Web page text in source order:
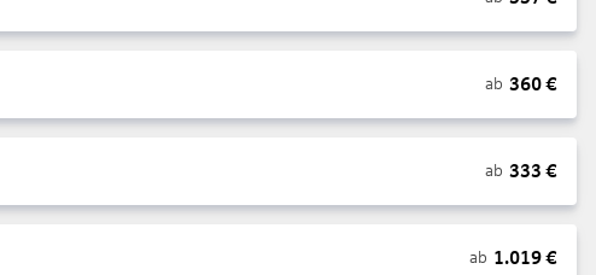
ab 360€
ab 333 €
ab 1.019€